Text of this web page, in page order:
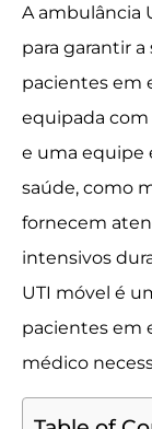
A ambulância
para garantir
pacientes em
equipada
e uma equipe
saúde, como
fornecem
intensivos
UTI móvel é
pacientes em
médico